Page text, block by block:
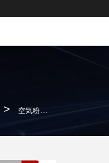
> 空気粉末フィルター 空気圧縮機のダウンストリームフィルター